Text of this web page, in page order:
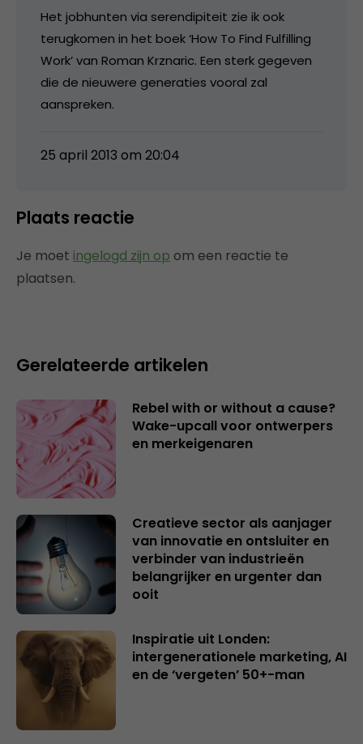
Het jobhunten via serendipiteit zie ik ook
terugkomen in het boek ‘How To Find Fulfilling
Work’ van Roman Krznaric. Een sterk gegeven
die de nieuwere generaties vooral zal
aanspreken.
25 april 2013 om 20:04
Plaats reactie
Je moet ingelogd zijn op om een reactie te
plaatsen.
Gerelateerde artikelen
Rebel with or without a cause?
Wake-upcall voor ontwerpers
en merkeigenaren
Creatieve sector als aanjager
van innovatie en ontsluiter en
verbinder van industrieën
belangrijker en urgenter dan
ooit
Inspiratie uit Londen:
intergenerationele marketing, AI
en de ‘vergeten’ 50+-man